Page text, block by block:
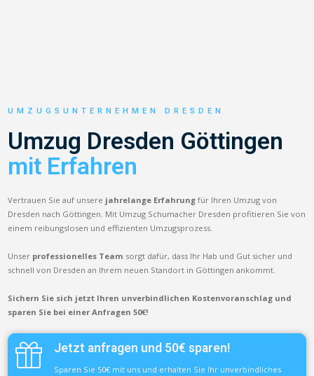
UMZUGSUNTERNEHMEN DRESDEN
Umzug Dresden Göttingen
mit Erfahren
Vertrauen Sie auf unsere jahrelange Erfahrung für Ihren Umzug von
Dresden nach Göttingen. Mit Umzug Schumacher Dresden profitieren Sie von
einem reibungslosen und effizienten Umzugsprozess.
Unser professionelles Team sorgt dafür, dass Ihr Hab und Gut sicher und
schnell von Dresden an Ihrem neuen Standort in Göttingen ankommt.
Sichern Sie sich jetzt Ihren unverbindlichen Kostenvoranschlag und
sparen Sie bei einer Anfragen 50€!
Jetzt anfragen und 50€ sparen!
Sparen Sie 50€ mit uns und erhalten Sie Ihr unverbindliches